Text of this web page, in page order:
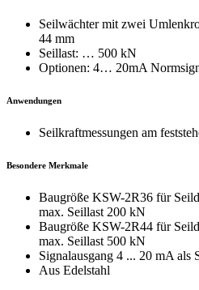
Seilwächter mit zwei
44 mm
Seillast: … 500 kN
Optionen: 4… 20mA
Anwendungen
Seilkraftmessungen am
Besondere Merkmale
Baugröße KSW-2R36 für
max. Seillast 200 kN
Baugröße KSW-2R44 für
max. Seillast 500 kN
Signalausgang 4 ... 20 mA als
Aus Edelstahl